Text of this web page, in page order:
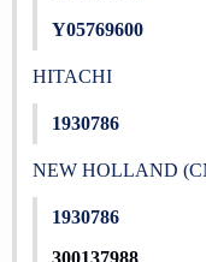
Y05769600
HITACHI
1930786
NEW HOLLAND
1930786
300137988